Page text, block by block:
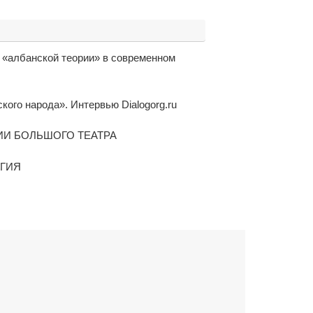
теории» в современном
народа». Интервью Dialogorg.ru
БОЛЬШОГО ТЕАТРА